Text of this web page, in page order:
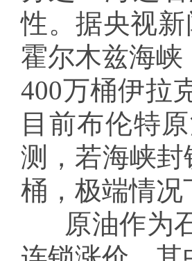
性。据央视
霍尔木兹海
400万桶伊拉
目前布伦特
测，若海峡
桶，极端情况
原油作为